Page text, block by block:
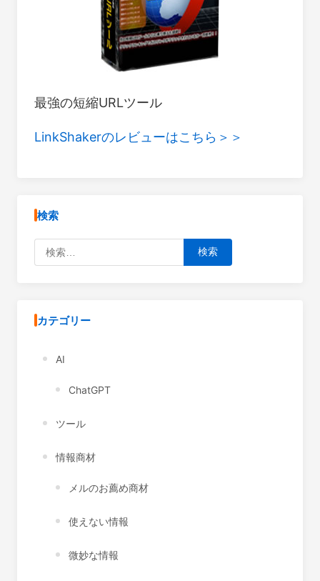
最強の短縮URLツール
LinkShakerのレビューはこちら＞＞
検索
検索:
カテゴリー
AI
ChatGPT
ツール
情報商材
メルのお薦め商材
使えない情報
微妙な情報